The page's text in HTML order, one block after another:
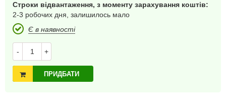
Строки відвантаження, з моменту зарахування коштів:
2-3 робочих дня, залишилось мало
Є в наявності
- +
ПРИДБАТИ